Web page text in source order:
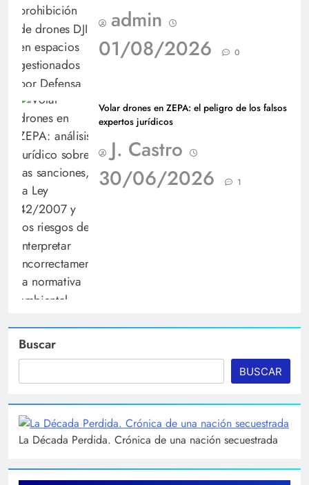
admin
01/08/2026
0
Volar drones en ZEPA: el peligro de los falsos
expertos jurídicos
J. Castro
30/06/2026
1
Buscar
BUSCAR
La Década Perdida. Crónica de una nación secuestrada